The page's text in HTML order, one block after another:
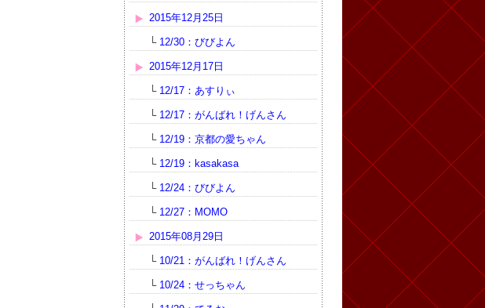
2015年12月25日
└ 12/30：びびよん
2015年12月17日
└ 12/17：あすりぃ
└ 12/17：がんばれ！げんさん
└ 12/19：京都の愛ちゃん
└ 12/19：kasakasa
└ 12/24：びびよん
└ 12/27：MOMO
2015年08月29日
└ 10/21：がんばれ！げんさん
└ 10/24：せっちゃん